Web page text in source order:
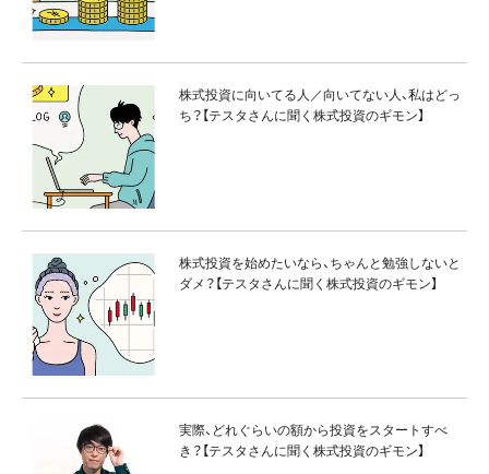
株式投資に向いてる人／向いてない人、私はどっ
ち？【テスタさんに聞く株式投資のギモン】
株式投資を始めたいなら、ちゃんと勉強しないと
ダメ？【テスタさんに聞く株式投資のギモン】
実際、どれぐらいの額から投資をスタートすべ
き？【テスタさんに聞く株式投資のギモン】